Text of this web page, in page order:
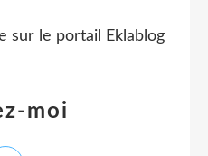
moi
sur le portail Eklablog